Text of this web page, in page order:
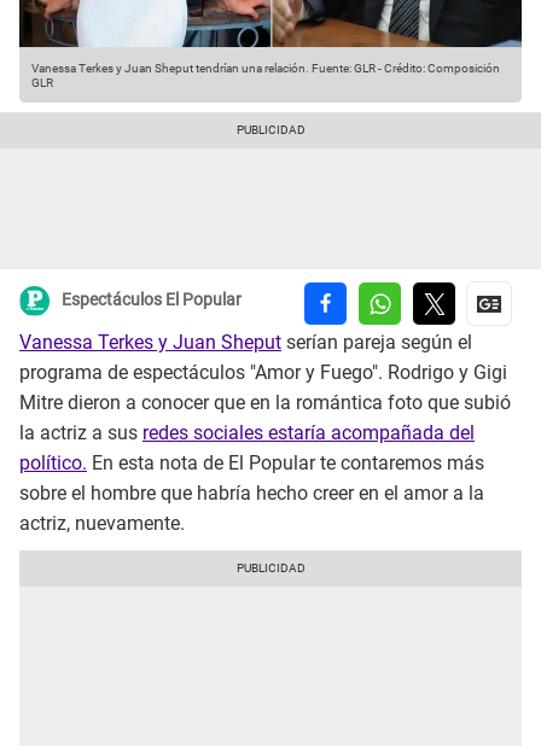
Vanessa Terkes y Juan Sheput tendrían una relación. Fuente: GLR-Crédito: Composición
GLR
Espectáculos El Popular
Vanessa Terkes y Juan Sheput serían pareja según el
programa de espectáculos "Amor y Fuego". Rodrigo y Gigi
Mitre dieron a conocer que en la romántica foto que subió
la actriz a sus redes sociales estaría acompañada del
político. En esta nota de El Popular te contaremos más
sobre el hombre que habría hecho creer en el amor a la
actriz, nuevamente.